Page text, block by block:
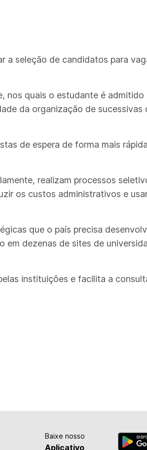
a seleção de candidatos para
nos quais o estudante é admitido
da organização de sucessivas
de espera de forma mais
realizam processos
os custos administrativos e
que o país precisa
em dezenas de sites de
instituições e facilita a
Baixe nosso
Aplicativo